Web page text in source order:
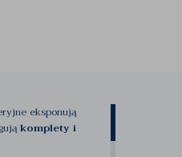
eksponują
komplety i